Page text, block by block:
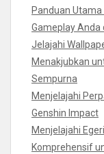
Panduan
Gameplay Anda
Jelajahi
Menakjubkan
Sempurna
Menjelajahi
Genshin Impact
Menjelajahi
Komprehensif